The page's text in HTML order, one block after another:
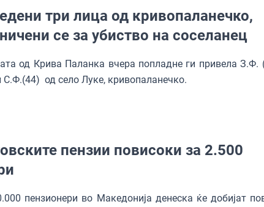
три лица од кривопаланечко,
се за убиство на соселанец
од Крива Паланка вчера попладне ги привела З.Ф.
С.Ф.(44) од село Луке, кривопаланечко.
пензии повисоки за 2.500
пензионери во Македонија денеска ќе добијат